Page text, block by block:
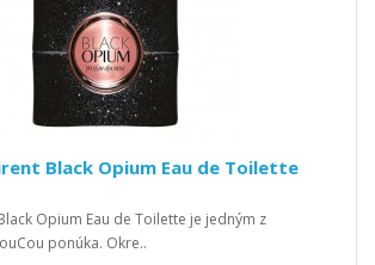
Black Opium Eau de Toilette
Opium Eau de Toilette je jedným z
ponúka. Okre..